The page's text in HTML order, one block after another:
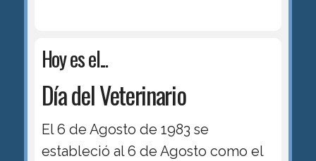
Hoy es el...
Día del Veterinario
El 6 de Agosto de 1983 se
estableció al 6 de Agosto como el